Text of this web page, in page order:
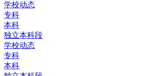
学校动态
专科
本科
独立本科段
学校动态
专科
本科